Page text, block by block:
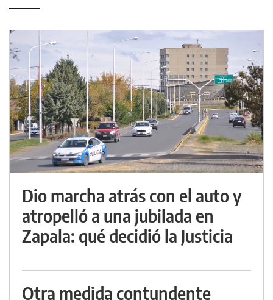
Dio marcha atrás con el auto y
atropelló a una jubilada en
Zapala: qué decidió la Justicia
Otra medida contundente